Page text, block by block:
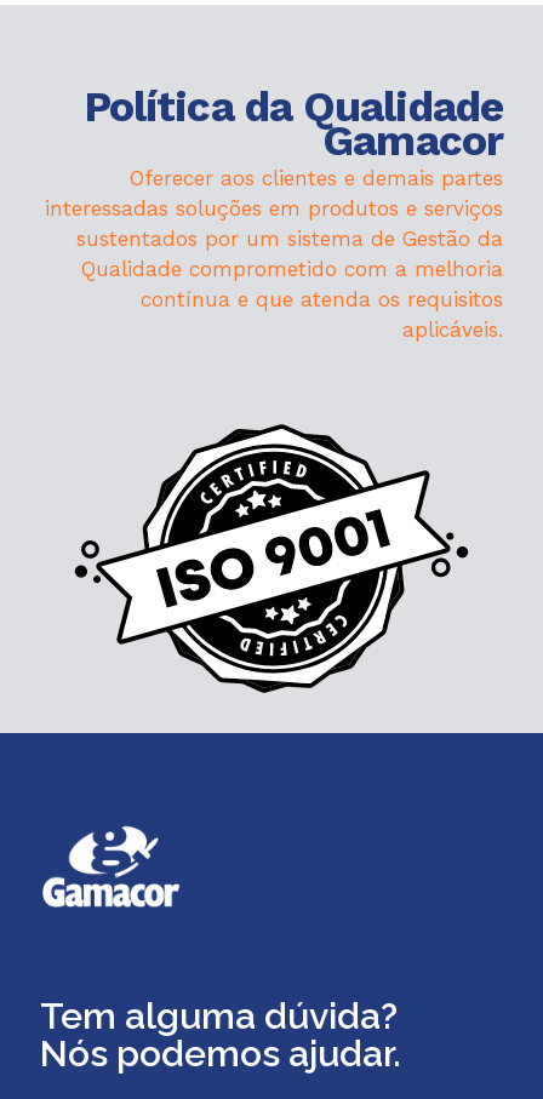
Política da Qualidade
Gamacor
Oferecer aos clientes e demais partes
interessadas soluções em produtos e serviços
sustentados por um sistema de Gestão da
Qualidade comprometido com a melhoria
contínua e que atenda os requisitos
aplicáveis.
Tem alguma dúvida?
Nós podemos ajudar.